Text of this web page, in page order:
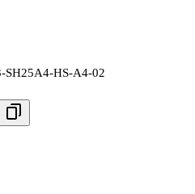
SH25A4-HS-А4-02